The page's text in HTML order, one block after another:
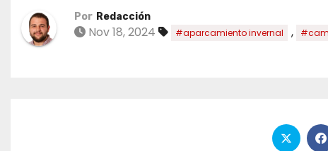
Por Redacción
Nov 18, 2024 #aparcamiento invernal ,